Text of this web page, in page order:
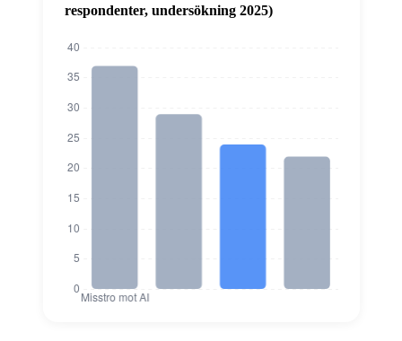
respondenter, undersökning 2025)